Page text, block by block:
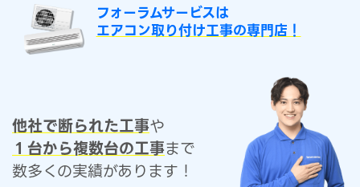
フォーラムサービスは
エアコン取り付け工事の専門店！
他社で断られた工事や
１台から複数台の工事まで
数多くの実績があります！